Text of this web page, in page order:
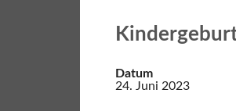
Datum
24. Juni 2023